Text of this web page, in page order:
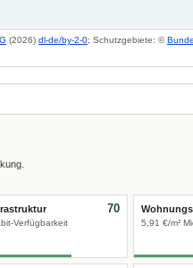
(2026) dl-de/by-2-0; Schutzgebiete: ©
Verfügbarkeit
70
5,91 €/m²